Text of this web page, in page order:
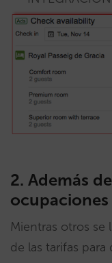
2. Además
Mientras otros se
de las tarifas